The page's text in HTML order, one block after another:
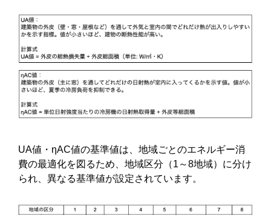
UA値・ηAC値の基準値は、地域ごとのエネルギー消
費の最適化を図るため、地域区分（1～8地域）に分け
られ、異なる基準値が設定されています。